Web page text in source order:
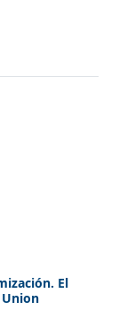
El